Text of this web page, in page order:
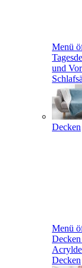
Menü
und
Decken
Menü
Decken